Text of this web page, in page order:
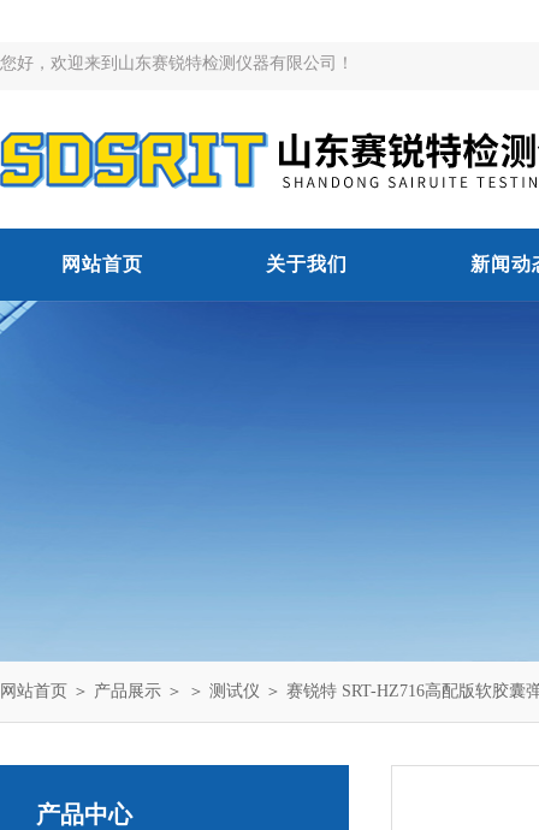
您好，欢迎来到山东赛锐特检测仪器有限公司！
网站首页 关于我们 新闻动
网站首页 ＞ 产品展示 ＞ ＞ 测试仪 ＞ 赛锐特 SRT-HZ716高配版软胶囊
产品中心